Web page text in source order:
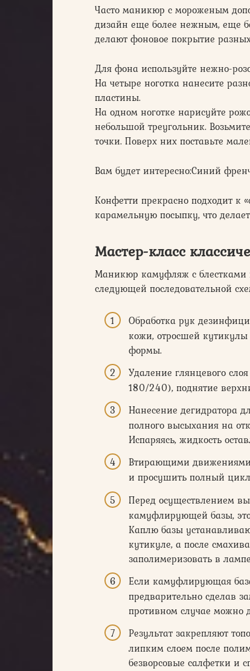
Часто маникюр с мороженым
дизайн еще более нежным, еще
делают фоновое покрытие
Для фона используйте нежно-
На четыре ноготка нанесите
пластины.
На одном ноготке нарисуйте
небольшой треугольник.
точки. Поверх них поставьте
Вам будет интересно:Синий
Конфетти прекрасно подходит
карамельную посыпку, что
Мастер-класс
Маникюр камуфляж с блестками
следующей последовательной
Обработка рук
кожи, отросшей
формы.
Удаление глянцевого
180/240), поднятие
Нанесение дегидратора
полного высыхания на
Испаряясь, жидкость
Втирающими движениями
и просушить полный
Перед осуществлением
камуфлирующей базы, это
Каплю базы
кутикуле, а после
заполимеризовать в
Если камуфлирующая
предварительно сделав
противном случае можно
Результат закрепляют
липким слоем после
безворсовые салфетки и